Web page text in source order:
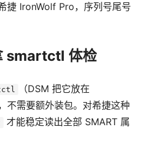
IronWolf Pro，序列号尾号
smartctl 体检
（DSM 把它放在
不需要额外装包。对希捷这种
才能稳定读出全部 SMART 属